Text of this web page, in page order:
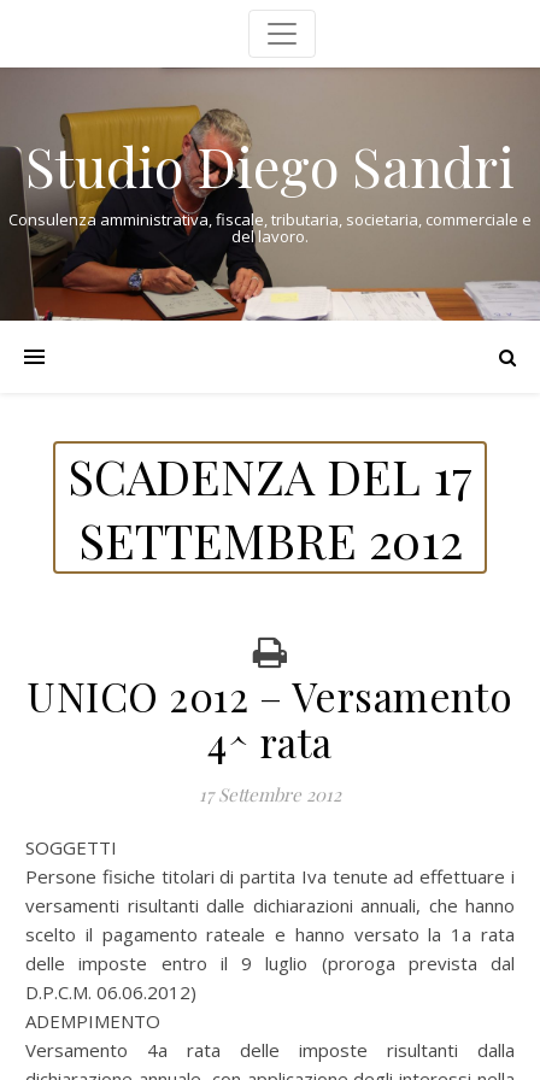
Studio Diego Sandri
Consulenza amministrativa, fiscale, tributaria, societaria, commerciale e
del lavoro.
SCADENZA DEL 17
SETTEMBRE 2012
UNICO 2012 – Versamento
4^ rata
17 Settembre 2012
SOGGETTI
Persone fisiche titolari di partita Iva tenute ad effettuare i
versamenti risultanti dalle dichiarazioni annuali, che hanno
scelto il pagamento rateale e hanno versato la 1a rata
delle imposte entro il 9 luglio (proroga prevista dal
D.P.C.M. 06.06.2012)
ADEMPIMENTO
Versamento 4a rata delle imposte risultanti dalla